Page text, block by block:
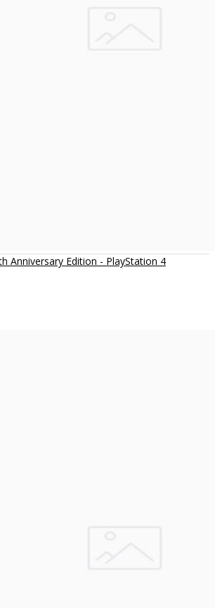
Anniversary Edition - PlayStation 4